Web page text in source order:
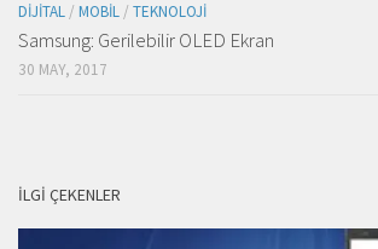
DIJITAL / MOBIL / TEKNOLOJI
Samsung: Gerilebilir OLED Ekran
30 MAY, 2017
İLGI ÇEKENLER